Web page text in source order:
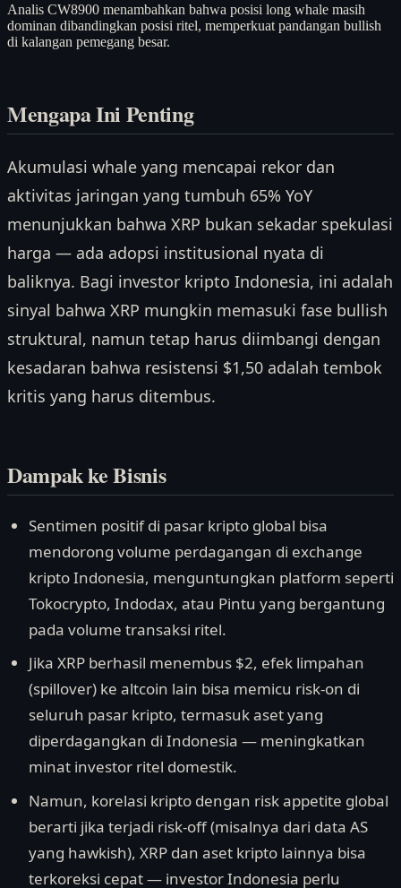
Analis CW8900 menambahkan bahwa posisi long whale masih
dominan dibandingkan posisi ritel, memperkuat pandangan bullish
di kalangan pemegang besar.
Mengapa Ini Penting
Akumulasi whale yang mencapai rekor dan
aktivitas jaringan yang tumbuh 65% YoY
menunjukkan bahwa XRP bukan sekadar spekulasi
harga — ada adopsi institusional nyata di
baliknya. Bagi investor kripto Indonesia, ini adalah
sinyal bahwa XRP mungkin memasuki fase bullish
struktural, namun tetap harus diimbangi dengan
kesadaran bahwa resistensi $1,50 adalah tembok
kritis yang harus ditembus.
Dampak ke Bisnis
Sentimen positif di pasar kripto global bisa
mendorong volume perdagangan di exchange
kripto Indonesia, menguntungkan platform seperti
Tokocrypto, Indodax, atau Pintu yang bergantung
pada volume transaksi ritel.
Jika XRP berhasil menembus $2, efek limpahan
(spillover) ke altcoin lain bisa memicu risk-on di
seluruh pasar kripto, termasuk aset yang
diperdagangkan di Indonesia — meningkatkan
minat investor ritel domestik.
Namun, korelasi kripto dengan risk appetite global
berarti jika terjadi risk-off (misalnya dari data AS
yang hawkish), XRP dan aset kripto lainnya bisa
terkoreksi cepat — investor Indonesia perlu